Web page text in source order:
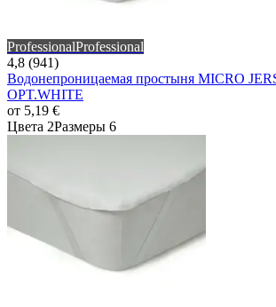
ProfessionalProfessional
4,8 (941)
Водонепроницаемая простыня MICRO
OPT.WHITE
от 5,19 €
Цвета 2Размеры 6